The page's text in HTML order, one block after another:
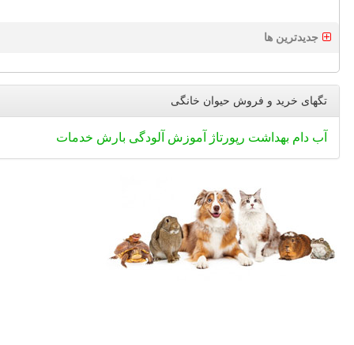
جدیدترین ها
تگهای خرید و فروش حیوان خانگی
آب دام بهداشت رپورتاژ آموزش آلودگی بارش خدمات